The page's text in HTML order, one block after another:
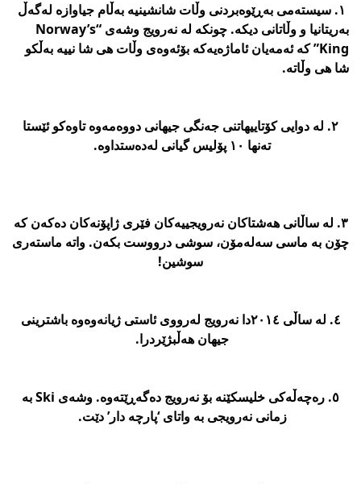
١. سیستەمی بەڕێوەبردنی وڵات شانشینیە بەڵام جیاوازە لەگەڵ
بەریتانیا و وڵاتانی دیکە. چونکە لە نەرویج وشەی “Norway’s
King” کە ئەمەیان ئاماژەیەکە بۆئەوەی وڵات هی شا نییە بەڵکو
شا هی وڵاتە.
٢. لە دوایی کۆتاییهاتنی جەنگی جیهانی دووەمەوە تاوەکو ئێستا
تەنها ١٠ پۆلیس گیانی لەدەستداوە.
٣. لە ساڵانی هەشتاکان نەرویجییەکان فێری ژاپۆنەکان دەکەن کە
چۆن بە ماسی سەلەمۆن، سوشی درووست بکەن. واتە ماستەری
سوشین!
٤. لە ساڵی ٢٠١٤دا نەرویج لەرووی ئاستی ژیانەوەوە باشترینی
جیهان هەڵبژێردرا.
٥. رەچەڵەکی خلیسکێنە بۆ نەرویج دەگەڕێتەوە. وشەی Ski بە
زمانی نەرویجی بە واتای ‘پارچە دار’ دێت.